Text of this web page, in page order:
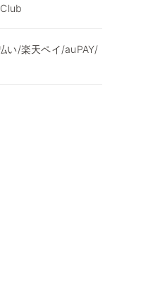
い/楽天ペイ/auPAY/